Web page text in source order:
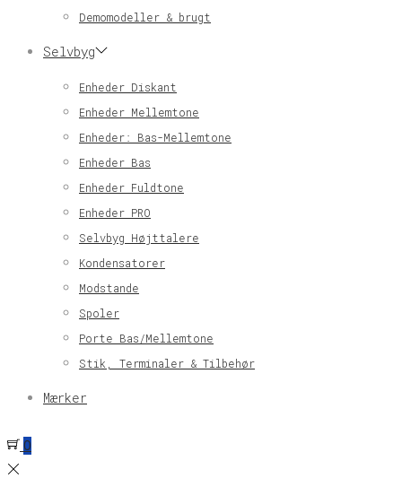
Demomodeller & brugt
Selvbyg
Enheder Diskant
Enheder Mellemtone
Enheder: Bas-Mellemtone
Enheder Bas
Enheder Fuldtone
Enheder PRO
Selvbyg Højttalere
Kondensatorer
Modstande
Spoler
Porte Bas/Mellemtone
Stik, Terminaler & Tilbehør
Mærker
0